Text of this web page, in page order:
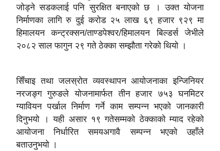
जोड्ने सडकलाई पनि सुरक्षित बनाएको छ । उक्त योजना
निर्माणका लागि रु दुई करोड २५ लाख ६९ हजार ९२९ मा
हिमालयन कन्ट्रक्सन/ताण्डपेश्वर/हिमालयन बिल्डर्स जेभीले
२०८२ साल फागुन २९ गते ठेक्का सम्झौता गरेको थियो ।
सिँचाइ तथा जलस्रोत व्यवस्थापन आयोजनाका इन्जिनियर
नरजङ्ग गुरुङले योजनामार्फत तीन हजार ७५३ घनमिटर
ग्यावियन पर्खाल निर्माण गर्ने काम सम्पन्न भएको जानकारी
दिनुभयो । यही असार १९ गतेसम्मको ठेक्काको म्याद रहेको
आयोजना निर्धारित समयअगावै सम्पन्न भएको उहाँले
बताउनुभयो ।